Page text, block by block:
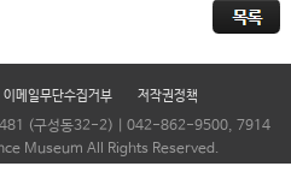
이메일무단수집거부 저작권정책
481 (구성동32-2) | 042-862-9500, 7914
Museum All Rights Reserved.